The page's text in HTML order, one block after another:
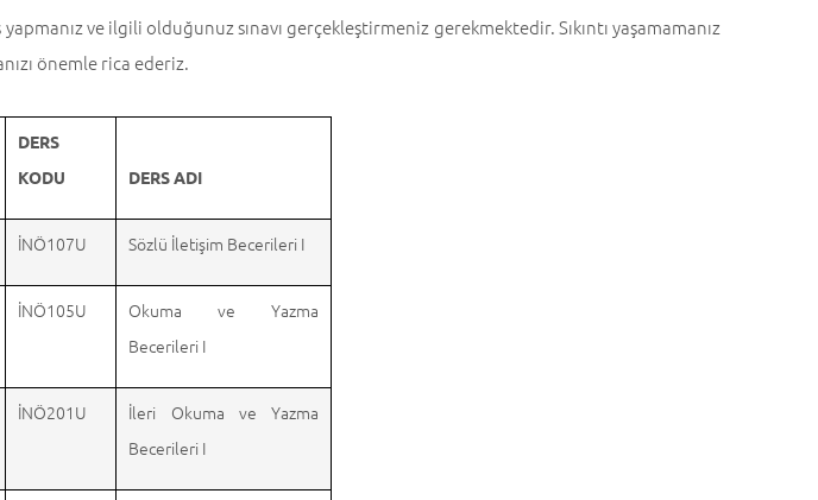
ve ilgili olduğunuz sınavı gerçekleştirmeniz gerekmektedir. Sıkıntı yaşamamanız
önemle rica ederiz.
DERS
KODU
DERS ADI
İNÖ107U Sözlü İletişim Becerileri I
İNÖ105U
Okuma ve Yazma
Becerileri I
İNÖ201U
İleri Okuma ve Yazma
Becerileri I